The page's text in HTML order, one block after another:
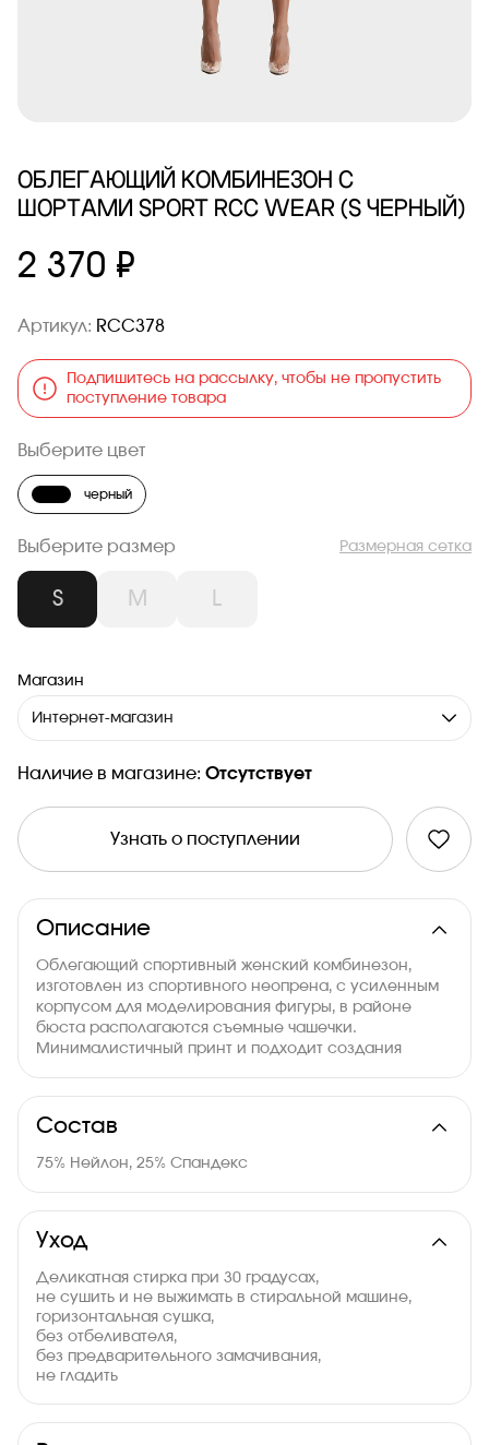
ОБЛЕГАЮЩИЙ КОМБИНЕЗОН С
ШОРТАМИ SPORT RCC WEAR (S ЧЕРНЫЙ)
2 370 ₽
Артикул: RCC378
Подпишитесь на рассылку, чтобы не пропустить
поступление товара
Выберите размер Размерная сетка
S M L
Выберите цвет
черный
Магазин
Интернет-магазин
Наличие в магазине: Отсутствует
Узнать о поступлении
Описание
Облегающий спортивный женский комбинезон,
изготовлен из спортивного неопрена, с усиленным
корпусом для моделирования фигуры, в районе
бюста располагаются съемные чашечки.
Минималистичный принт и подходит создания
Состав
75% Нейлон, 25% Спандекс
Уход
Деликатная стирка при 30 градусах,
не сушить и не выжимать в стиральной машине,
горизонтальная сушка,
без отбеливателя,
без предварительного замачивания,
не гладить